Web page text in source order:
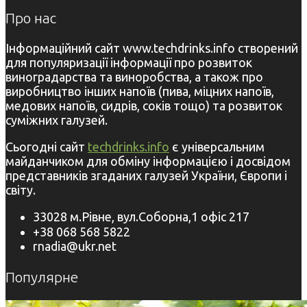
Про нас
Інформаційний сайт www.techdrinks.info створений
для популяризації інформації про розвиток
виноградарства та виноробства, а також про
виробництво інших напоїв (пива, міцних напоїв,
медових напоїв, сидрів, соків тощо) та розвиток
суміжних галузей.
Сьогодні сайт techdrinks.info є універсальним
майданчиком для обміну інформацією і досвідом
представників згаданих галузей України, Європи і
світу.
33028 м.Рівне, вул.Соборна,1 офіс 217
+38 068 568 5822
rnadia@ukr.net
Популярне